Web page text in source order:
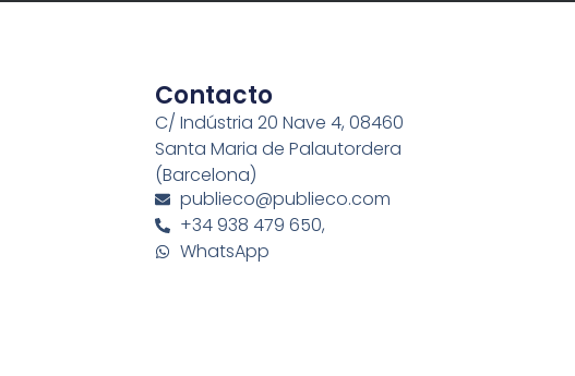
Contacto
C/ Indústria 20 Nave 4, 08460
Santa Maria de Palautordera
(Barcelona)
publieco@publieco.com
+34 938 479 650,
WhatsApp